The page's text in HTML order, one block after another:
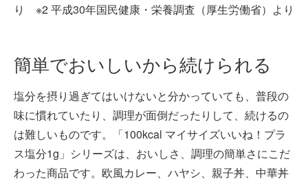
り ※2 平成30年国民健康・栄養調査（厚生労働省）より
簡単でおいしいから続けられる
塩分を摂り過ぎてはいけないと分かっていても、普段の
味に慣れていたり、調理が面倒だったりして、続けるの
は難しいものです。「100kcal マイサイズいいね！プラ
ス塩分1g」シリーズは、おいしさ、調理の簡単さにこだ
わった商品です。欧風カレー、ハヤシ、親子丼、中華丼